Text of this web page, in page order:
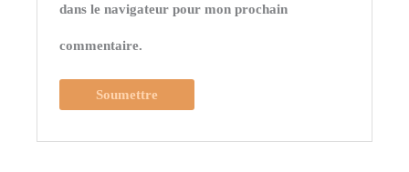
dans le navigateur pour mon prochain
commentaire.